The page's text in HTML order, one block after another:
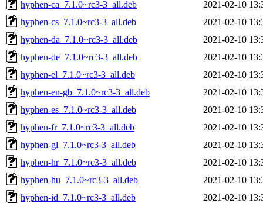
hyphen-ca_7.1.0~rc3-3_all.deb
2021-02-10
hyphen-cs_7.1.0~rc3-3_all.deb
2021-02-10
hyphen-da_7.1.0~rc3-3_all.deb
2021-02-10
hyphen-de_7.1.0~rc3-3_all.deb
2021-02-10
hyphen-el_7.1.0~rc3-3_all.deb
2021-02-10
hyphen-en-gb_7.1.0~rc3-3_all.deb
2021-02-10
hyphen-es_7.1.0~rc3-3_all.deb
2021-02-10
hyphen-fr_7.1.0~rc3-3_all.deb
2021-02-10
hyphen-gl_7.1.0~rc3-3_all.deb
2021-02-10
hyphen-hr_7.1.0~rc3-3_all.deb
2021-02-10
hyphen-hu_7.1.0~rc3-3_all.deb
2021-02-10
hyphen-id_7.1.0~rc3-3_all.deb
2021-02-10